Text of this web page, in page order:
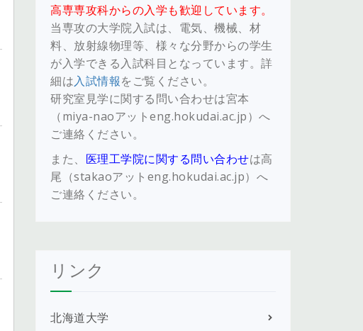
高専専攻科からの入学も歓迎しています。
当専攻の大学院入試は、電気、機械、材
料、放射線物理等、様々な分野からの学生
が入学できる入試科目となっています。詳
細は入試情報をご覧ください。
研究室見学に関する問い合わせは宮本
（miya-naoアットeng.hokudai.ac.jp）へ
ご連絡ください。
また、 医理工学院に関する問い合わせは高
尾（stakaoアットeng.hokudai.ac.jp）へ
ご連絡ください。
リンク
北海道大学